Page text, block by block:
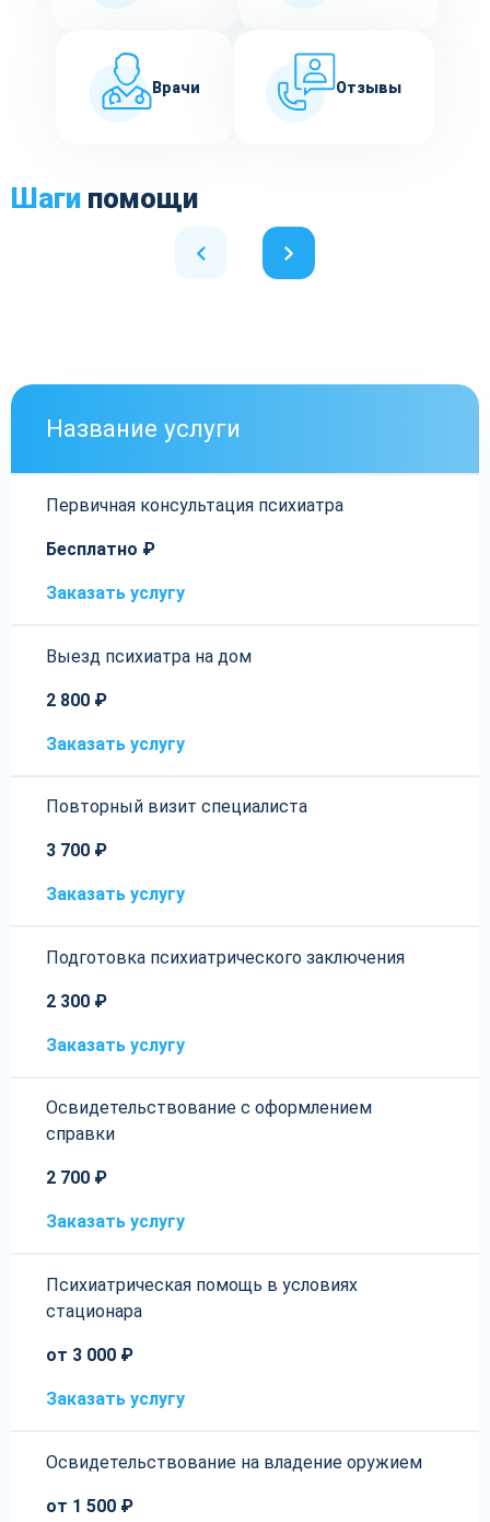
Врачи Отзывы
Шаги помощи
Название услуги
Первичная консультация психиатра
Бесплатно ₽
Заказать услугу
Выезд психиатра на дом
2 800 ₽
Заказать услугу
Повторный визит специалиста
3 700 ₽
Заказать услугу
Подготовка психиатрического заключения
2 300 ₽
Заказать услугу
Освидетельствование с оформлением
справки
2 700 ₽
Заказать услугу
Психиатрическая помощь в условиях
стационара
от 3 000 ₽
Заказать услугу
Освидетельствование на владение оружием
от 1 500 ₽